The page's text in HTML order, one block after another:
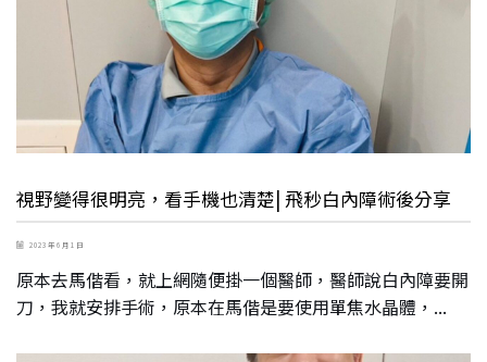
視野變得很明亮，看手機也清楚| 飛秒白內障術後分享
2023 年 6 月 1 日
原本去馬偕看，就上網隨便掛一個醫師，醫師說白內障要開
刀，我就安排手術，原本在馬偕是要使用單焦水晶體，...